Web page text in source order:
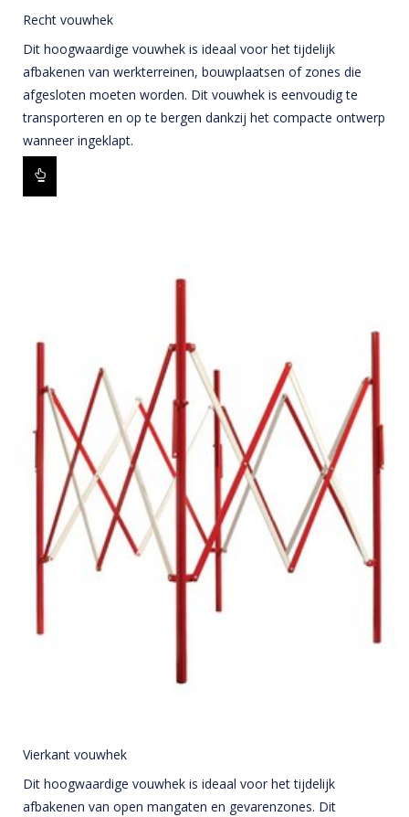
Recht vouwhek
Dit hoogwaardige vouwhek is ideaal voor het tijdelijk
afbakenen van werkterreinen, bouwplaatsen of zones die
afgesloten moeten worden. Dit vouwhek is eenvoudig te
transporteren en op te bergen dankzij het compacte ontwerp
wanneer ingeklapt.
Vierkant vouwhek
Dit hoogwaardige vouwhek is ideaal voor het tijdelijk
afbakenen van open mangaten en gevarenzones. Dit